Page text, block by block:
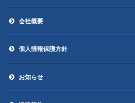
会社概要
個人情報保護方針
お知らせ